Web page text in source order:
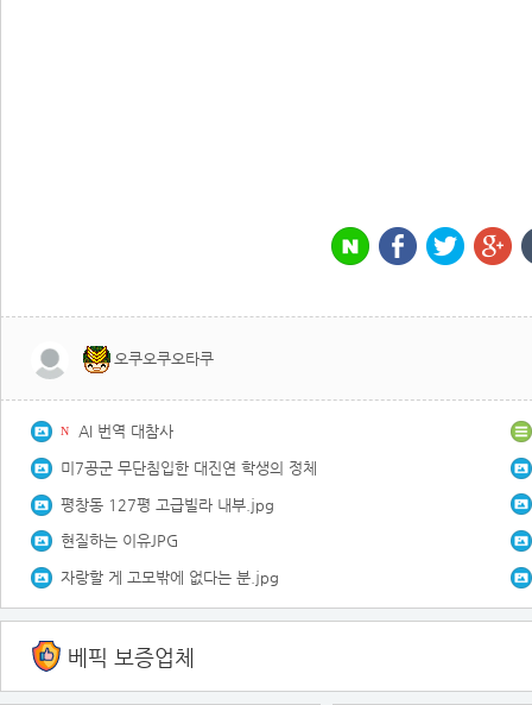
오쿠오쿠오타쿠
N AI 번역 대참사
미7공군 무단침입한 대진연 학생의 정체
평창동 127평 고급빌라 내부.jpg
현질하는 이유JPG
자랑할 게 고모밖에 없다는 분.jpg
베픽 보증업체